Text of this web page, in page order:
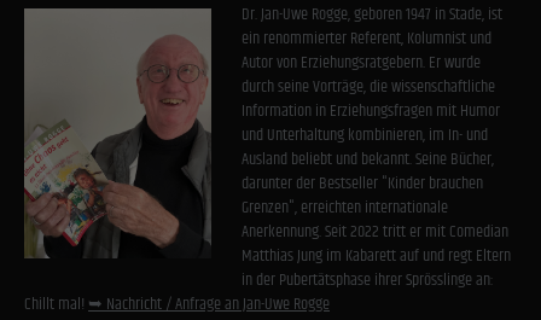
Dr. Jan-Uwe Rogge, geboren 1947 in Stade, ist
ein renommierter Referent, Kolumnist und
Autor von Erziehungsratgebern. Er wurde
durch seine Vorträge, die wissenschaftliche
Information in Erziehungsfragen mit Humor
und Unterhaltung kombinieren, im In- und
Ausland beliebt und bekannt. Seine Bücher,
darunter der Bestseller "Kinder brauchen
Grenzen", erreichten internationale
Anerkennung. Seit 2022 tritt er mit Comedian
Matthias Jung im Kabarett auf und regt Eltern
in der Pubertätsphase ihrer Sprösslinge an:
Chillt mal!➥ Nachricht / Anfrage an Jan-Uwe Rogge
Cookie-Informationen anzeigen
Statistik Cookies erfassen Informationen anonym. Diese Informationen helfen uns zu verstehen, wie
unsere Besucher unsere Website nutzen.
Cookie-Informationen anzeigen
Externe Medien (2)
Inhalte von Videoplattformen und Social-Media-Plattformen werden standardmäßig blockiert. Wenn
Cookies von externen Medien akzeptiert werden, bedarf der Zugriff auf diese Inhalte keiner
manuellen Einwilligung mehr.